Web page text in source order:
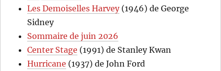
Les Demoiselles Harvey(1946) de George
Sidney
Sommaire de juin 2026
Center Stage (1991) de Stanley Kwan
Hurricane (1937) de John Ford